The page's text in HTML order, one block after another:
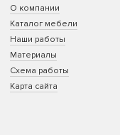
О компании
Каталог мебели
Наши работы
Материалы
Схема работы
Карта сайта